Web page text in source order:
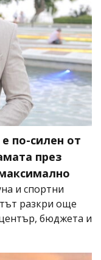
по-силен от
през
и спортни
разкри още
бюджета и